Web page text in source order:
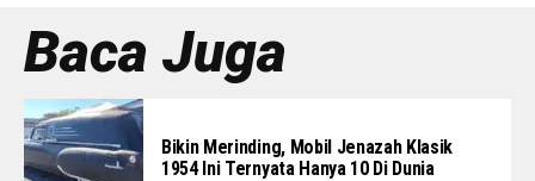
Baca Juga
Bikin Merinding, Mobil Jenazah Klasik
1954 Ini Ternyata Hanya 10 Di Dunia